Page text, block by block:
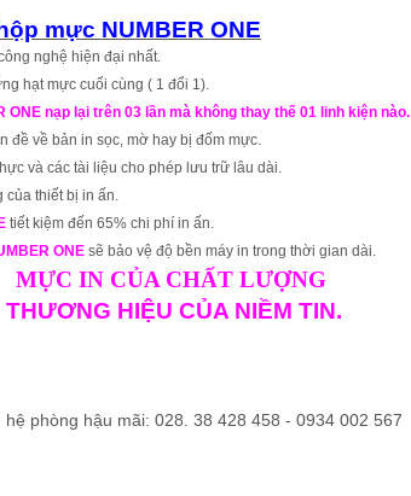
mực NUMBER ONE
nghệ hiện đại nhất.
hạt mực cuối cùng ( 1 đổi 1).
ONE nạp lại trên 03 lần mà không thay thế 01 linh kiện nào.
đề về bản in sọc, mờ hay bị đốm mực.
và các tài liệu cho phép lưu trữ lâu dài.
của thiết bị in ấn.
tiết kiệm đến 65% chi phí in ấn.
ONE sẽ bảo vệ độ bền máy in trong thời gian dài.
MỰC IN CỦA CHẤT LƯỢNG
THƯƠNG HIỆU CỦA NIỀM TIN.
hệ phòng hậu mãi: 028. 38 428 458 - 0934 002 567